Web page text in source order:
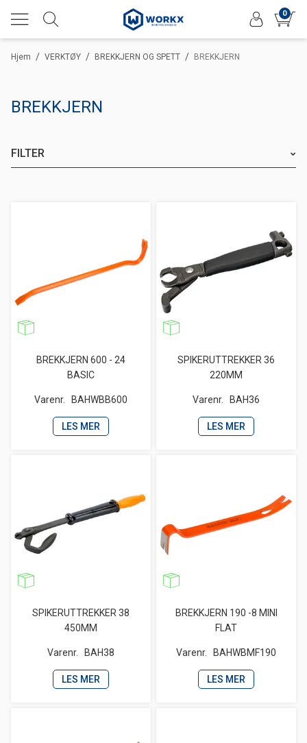
0
/
Hjem /
VERKTØY /
BREKKJERN OG SPETT BREKKJERN
BREKKJERN
FILTER
BREKKJERN 600 - 24
BASIC
Varenr. BAHWBB600
LES MER
SPIKERUTTREKKER 36
220MM
Varenr. BAH36
LES MER
SPIKERUTTREKKER 38
450MM
Varenr. BAH38
LES MER
BREKKJERN 190 -8 MINI
FLAT
Varenr. BAHWBMF190
LES MER